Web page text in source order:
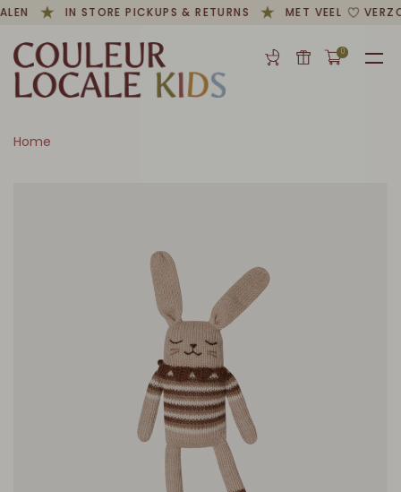
IN STORE PICKUPS & RETURNS MET VEEL
0
Home